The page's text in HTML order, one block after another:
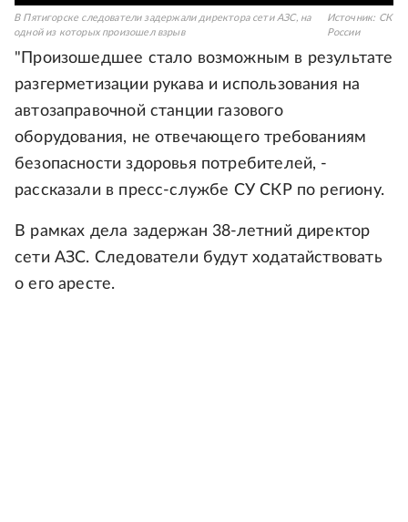
В Пятигорске следователи задержали директора сети АЗС, на
одной из которых произошел взрыв
Источник: СК
России
"Произошедшее стало возможным в результате
разгерметизации рукава и использования на
автозаправочной станции газового
оборудования, не отвечающего требованиям
безопасности здоровья потребителей, -
рассказали в пресс-службе СУ СКР по региону.
В рамках дела задержан 38-летний директор
сети АЗС. Следователи будут ходатайствовать
о его аресте.